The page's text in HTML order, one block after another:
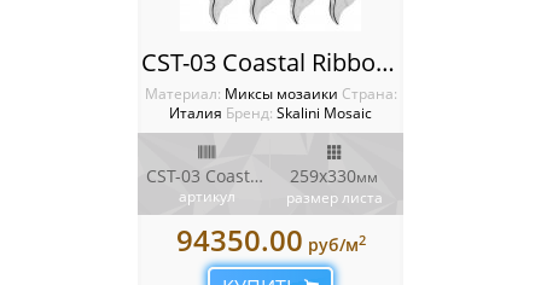
CST-03 Coastal Ribbon Мозаика Artistic Stone Coastal
Материал: Миксы мозаики Cтрана:
Италия Бренд: Skalini Mosaic
CST-03 Coastal Ribbon
артикул
259x330мм
размер листа
94350.00 руб/м2